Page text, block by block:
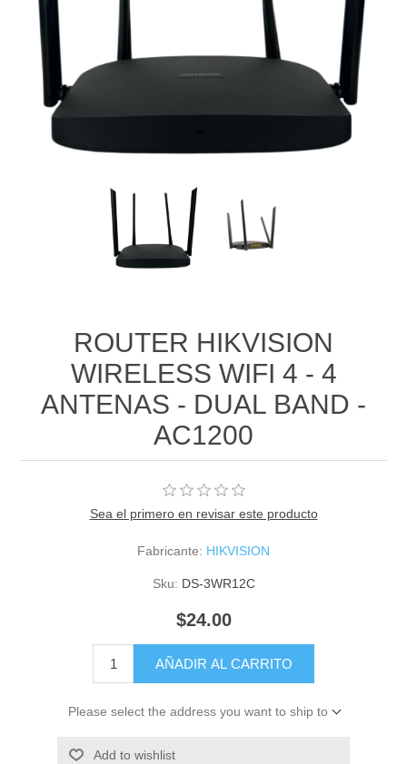
ROUTER HIKVISION
WIRELESS WIFI 4 - 4
ANTENAS - DUAL BAND -
AC1200
Sea el primero en revisar este producto
Fabricante: HIKVISION
Sku: DS-3WR12C
$24.00
AÑADIR AL CARRITO
Please select the address you want to ship to
Add to wishlist